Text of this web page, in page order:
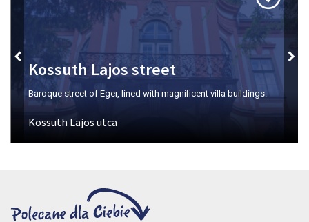
Kossuth Lajos street
Baroque street of Eger, lined with magnificent villa buildings.
Kossuth Lajos utca